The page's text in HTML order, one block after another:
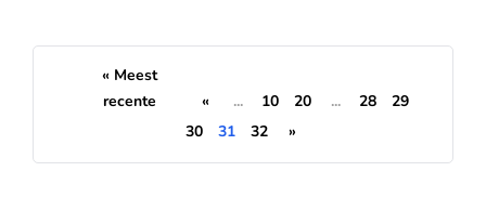
« Meest
recente
« ... 10 20 ... 28
29
30
31 32 »